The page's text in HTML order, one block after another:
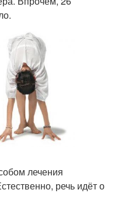
лечения
речь идёт о